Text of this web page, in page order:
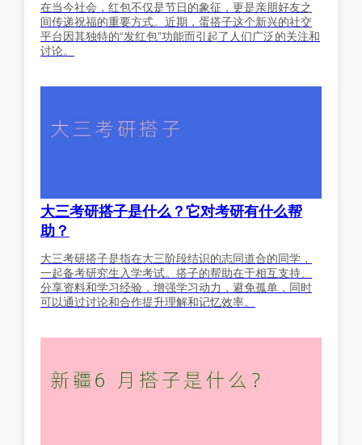
在当今社会，红包不仅是节日的象征，更是亲朋好友之
间传递祝福的重要方式。近期，蛋搭子这个新兴的社交
平台因其独特的“发红包”功能而引起了人们广泛的关注和
讨论。
大三考研搭子是什么？它对考研有什么帮
助？
大三考研搭子是指在大三阶段结识的志同道合的同学，
一起备考研究生入学考试。搭子的帮助在于相互支持、
分享资料和学习经验，增强学习动力，避免孤单，同时
可以通过讨论和合作提升理解和记忆效率。